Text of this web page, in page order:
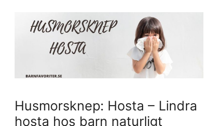
Husmorsknep: Hosta – Lindra
hosta hos barn naturligt